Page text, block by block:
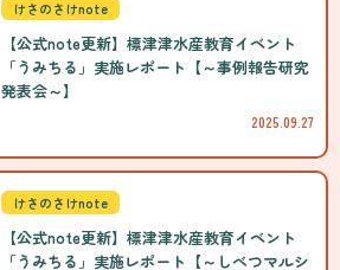
けさのさけnote
【公式note更新】標津津水産教育イベント
「うみちる」実施レポート【～事例報告研究
発表会～】
2025.09.27
けさのさけnote
【公式note更新】標津津水産教育イベント
「うみちる」実施レポート【～しべつマルシ